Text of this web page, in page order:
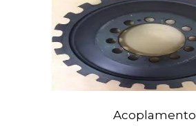
Acoplamento